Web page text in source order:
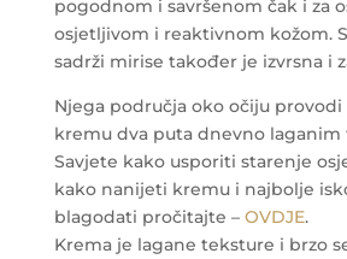
pogodnom i savršenom čak i za
osjetljivom i reaktivnom kožom.
sadrži mirise također je izvrsna i
Njega područja oko očiju provodi
kremu dva puta dnevno laganim
Savjete kako usporiti starenje
kako nanijeti kremu i najbolje
blagodati pročitajte – OVDJE.
Krema je lagane teksture i brzo